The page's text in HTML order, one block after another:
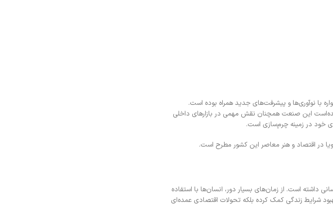
با نوآوری‌ها و پیشرفت‌های جدید همراه بوده است.
این صنعت همچنان نقش مهمی در بازارهای داخلی
خود در زمینه چرم‌سازی است.
در اقتصاد و هنر معاصر این کشور مطرح است.
داشته است. از زمان‌های بسیار دور، انسان‌ها با استفاده
شرایط زندگی کمک کرده بلکه تحولات اقتصادی عمده‌ای